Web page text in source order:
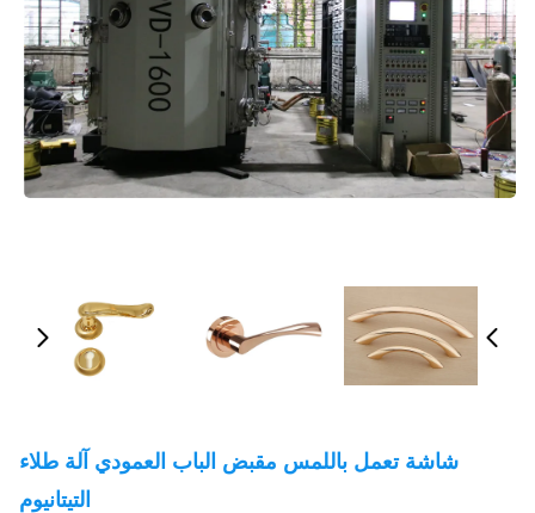
شاشة تعمل باللمس مقبض الباب العمودي آلة طلاء
التيتانيوم